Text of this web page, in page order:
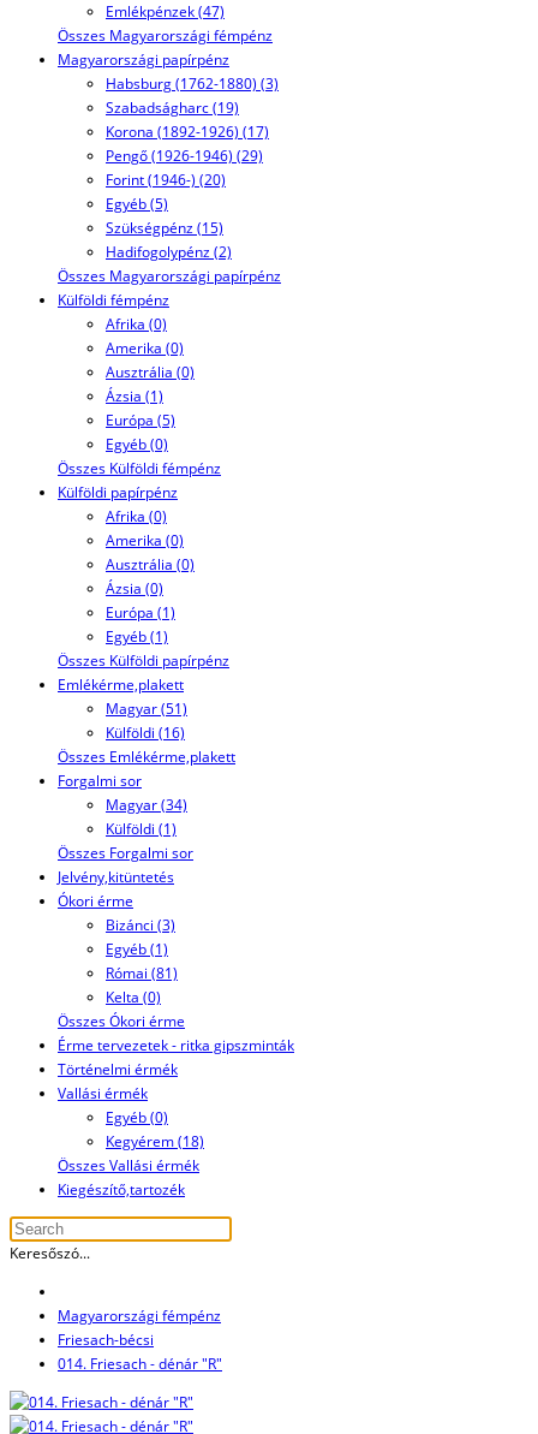
Emlékpénzek (47)
Összes Magyarországi fémpénz
Magyarországi papírpénz
Habsburg (1762-1880) (3)
Szabadságharc (19)
Korona (1892-1926) (17)
Pengő (1926-1946) (29)
Forint (1946-) (20)
Egyéb (5)
Szükségpénz (15)
Hadifogolypénz (2)
Összes Magyarországi papírpénz
Külföldi fémpénz
Afrika (0)
Amerika (0)
Ausztrália (0)
Ázsia (1)
Európa (5)
Egyéb (0)
Összes Külföldi fémpénz
Külföldi papírpénz
Afrika (0)
Amerika (0)
Ausztrália (0)
Ázsia (0)
Európa (1)
Egyéb (1)
Összes Külföldi papírpénz
Emlékérme,plakett
Magyar (51)
Külföldi (16)
Összes Emlékérme,plakett
Forgalmi sor
Magyar (34)
Külföldi (1)
Összes Forgalmi sor
Jelvény,kitüntetés
Ókori érme
Bizánci (3)
Egyéb (1)
Római (81)
Kelta (0)
Összes Ókori érme
Érme tervezetek - ritka gipszminták
Történelmi érmék
Vallási érmék
Egyéb (0)
Kegyérem (18)
Összes Vallási érmék
Kiegészítő,tartozék
Keresőszó...
Magyarországi fémpénz
Friesach-bécsi
014. Friesach - dénár "R"